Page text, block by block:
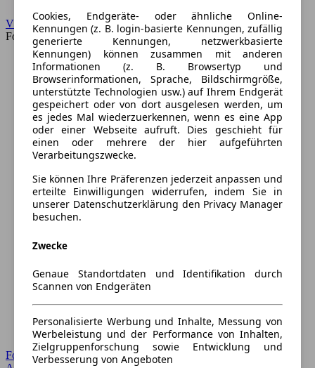
VW
Forum
Forum Startseite
Cookies, Endgeräte- oder ähnliche Online-
Kennungen (z. B. login-basierte Kennungen, zufällig
generierte Kennungen, netzwerkbasierte
Kennungen) können zusammen mit anderen
Informationen (z. B. Browsertyp und
Browserinformationen, Sprache, Bildschirmgröße,
unterstützte Technologien usw.) auf Ihrem Endgerät
gespeichert oder von dort ausgelesen werden, um
es jedes Mal wiederzuerkennen, wenn es eine App
oder einer Webseite aufruft. Dies geschieht für
einen oder mehrere der hier aufgeführten
Verarbeitungszwecke.
Sie können Ihre Präferenzen jederzeit anpassen und
erteilte Einwilligungen widerrufen, indem Sie in
unserer Datenschutzerklärung den Privacy Manager
besuchen.
Zwecke
Genaue Standortdaten und Identifikation durch
Scannen von Endgeräten
Personalisierte Werbung und Inhalte, Messung von
Werbeleistung und der Performance von Inhalten,
Zielgruppenforschung sowie Entwicklung und
Verbesserung von Angeboten